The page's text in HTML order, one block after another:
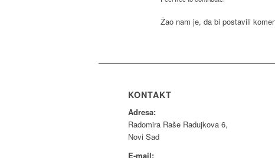
Žao nam je, da bi postavili
KONTAKT
Adresa:
Radomira Raše Radujkova 6,
Novi Sad
E-mail: